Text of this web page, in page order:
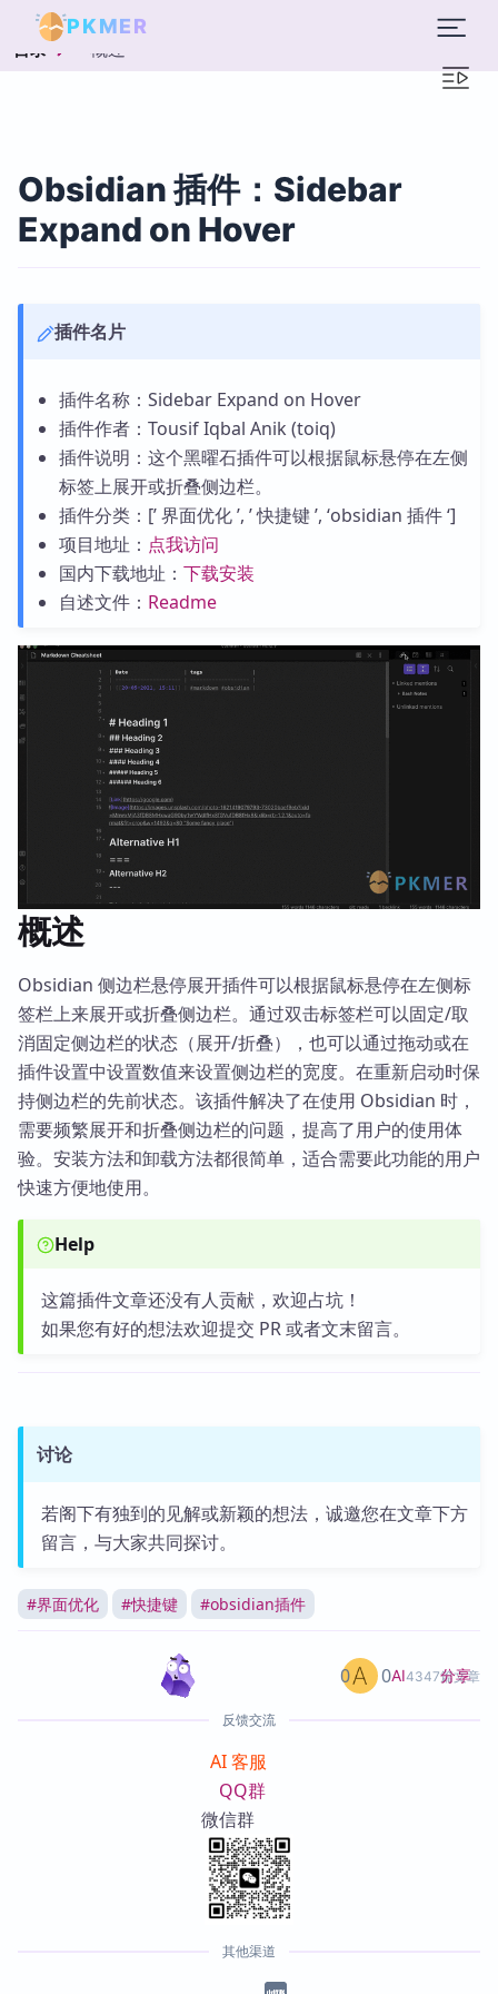
PKMER
目录 概述
Obsidian 插件：Sidebar
Expand on Hover
插件名片
插件名称：Sidebar Expand on Hover
插件作者：Tousif Iqbal Anik (toiq)
插件说明：这个黑曜石插件可以根据鼠标悬停在左侧
标签上展开或折叠侧边栏。
插件分类：[’ 界面优化 ’, ’ 快捷键 ’, ‘obsidian 插件 ‘]
项目地址： 点我访问
国内下载地址： 下载安装
自述文件： Readme
概述
Obsidian 侧边栏悬停展开插件可以根据鼠标悬停在左侧标
签栏上来展开或折叠侧边栏。通过双击标签栏可以固定/取
消固定侧边栏的状态（展开/折叠），也可以通过拖动或在
插件设置中设置数值来设置侧边栏的宽度。在重新启动时保
持侧边栏的先前状态。该插件解决了在使用 Obsidian 时，
需要频繁展开和折叠侧边栏的问题，提高了用户的使用体
验。安装方法和卸载方法都很简单，适合需要此功能的用户
快速方便地使用。
Help
这篇插件文章还没有人贡献，欢迎占坑！
如果您有好的想法欢迎提交 PR 或者文末留言。
讨论
若阁下有独到的见解或新颖的想法，诚邀您在文章下方
留言，与大家共同探讨。
#界面优化 #快捷键 #obsidian插件
AI4347篇文章
0 0 分享
反馈交流
AI 客服
QQ群
微信群
其他渠道